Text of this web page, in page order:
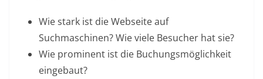
Wie stark ist die Webseite auf
Suchmaschinen? Wie viele Besucher hat sie?
Wie prominent ist die Buchungsmöglichkeit
eingebaut?